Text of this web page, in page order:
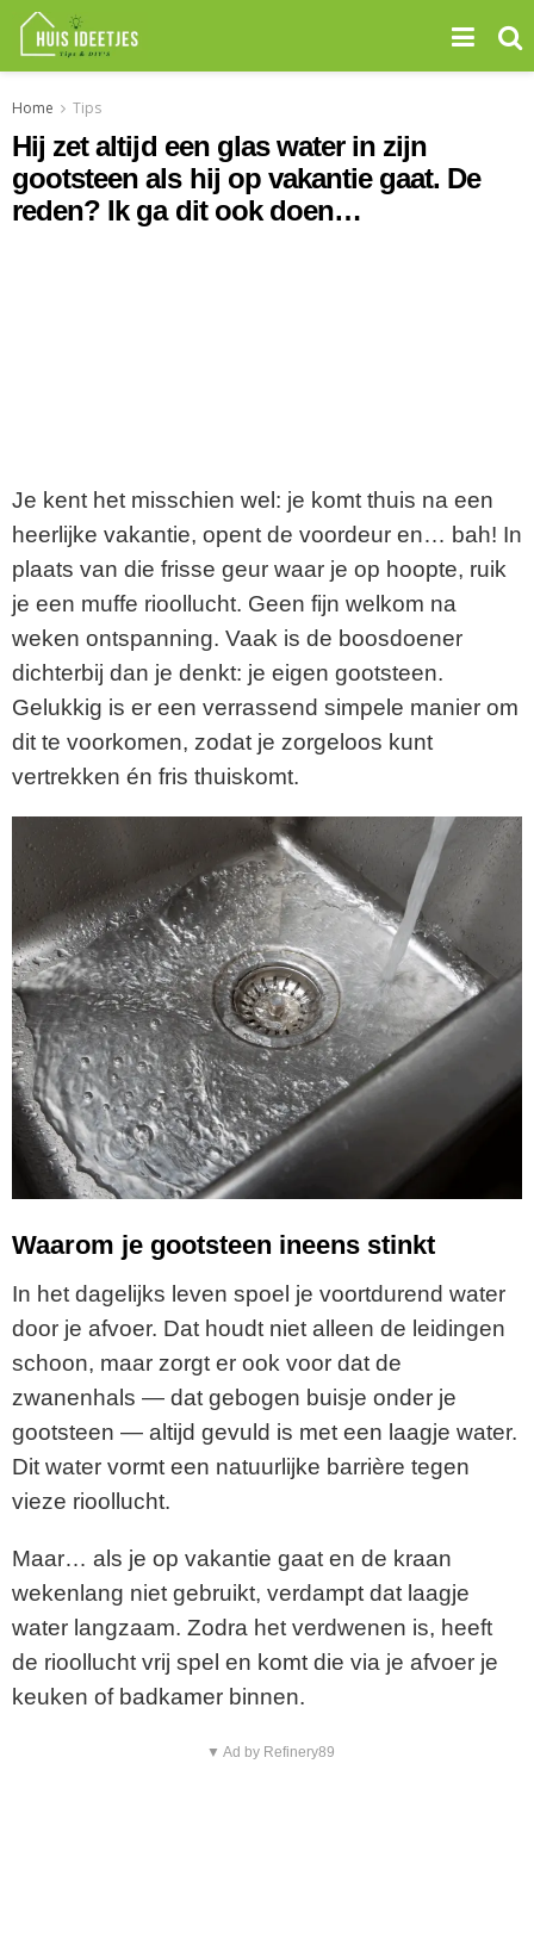
Home Tips
Hij zet altijd een glas water in zijn
gootsteen als hij op vakantie gaat. De
reden? Ik ga dit ook doen…
Je kent het misschien wel: je komt thuis na een
heerlijke vakantie, opent de voordeur en… bah! In
plaats van die frisse geur waar je op hoopte, ruik
je een muffe rioollucht. Geen fijn welkom na
weken ontspanning. Vaak is de boosdoener
dichterbij dan je denkt: je eigen gootsteen.
Gelukkig is er een verrassend simpele manier om
dit te voorkomen, zodat je zorgeloos kunt
vertrekken én fris thuiskomt.
Waarom je gootsteen ineens stinkt
In het dagelijks leven spoel je voortdurend water
door je afvoer. Dat houdt niet alleen de leidingen
schoon, maar zorgt er ook voor dat de
zwanenhals — dat gebogen buisje onder je
gootsteen — altijd gevuld is met een laagje water.
Dit water vormt een natuurlijke barrière tegen
vieze rioollucht.
Maar… als je op vakantie gaat en de kraan
wekenlang niet gebruikt, verdampt dat laagje
water langzaam. Zodra het verdwenen is, heeft
de rioollucht vrij spel en komt die via je afvoer je
keuken of badkamer binnen.
▼ Ad by Refinery89